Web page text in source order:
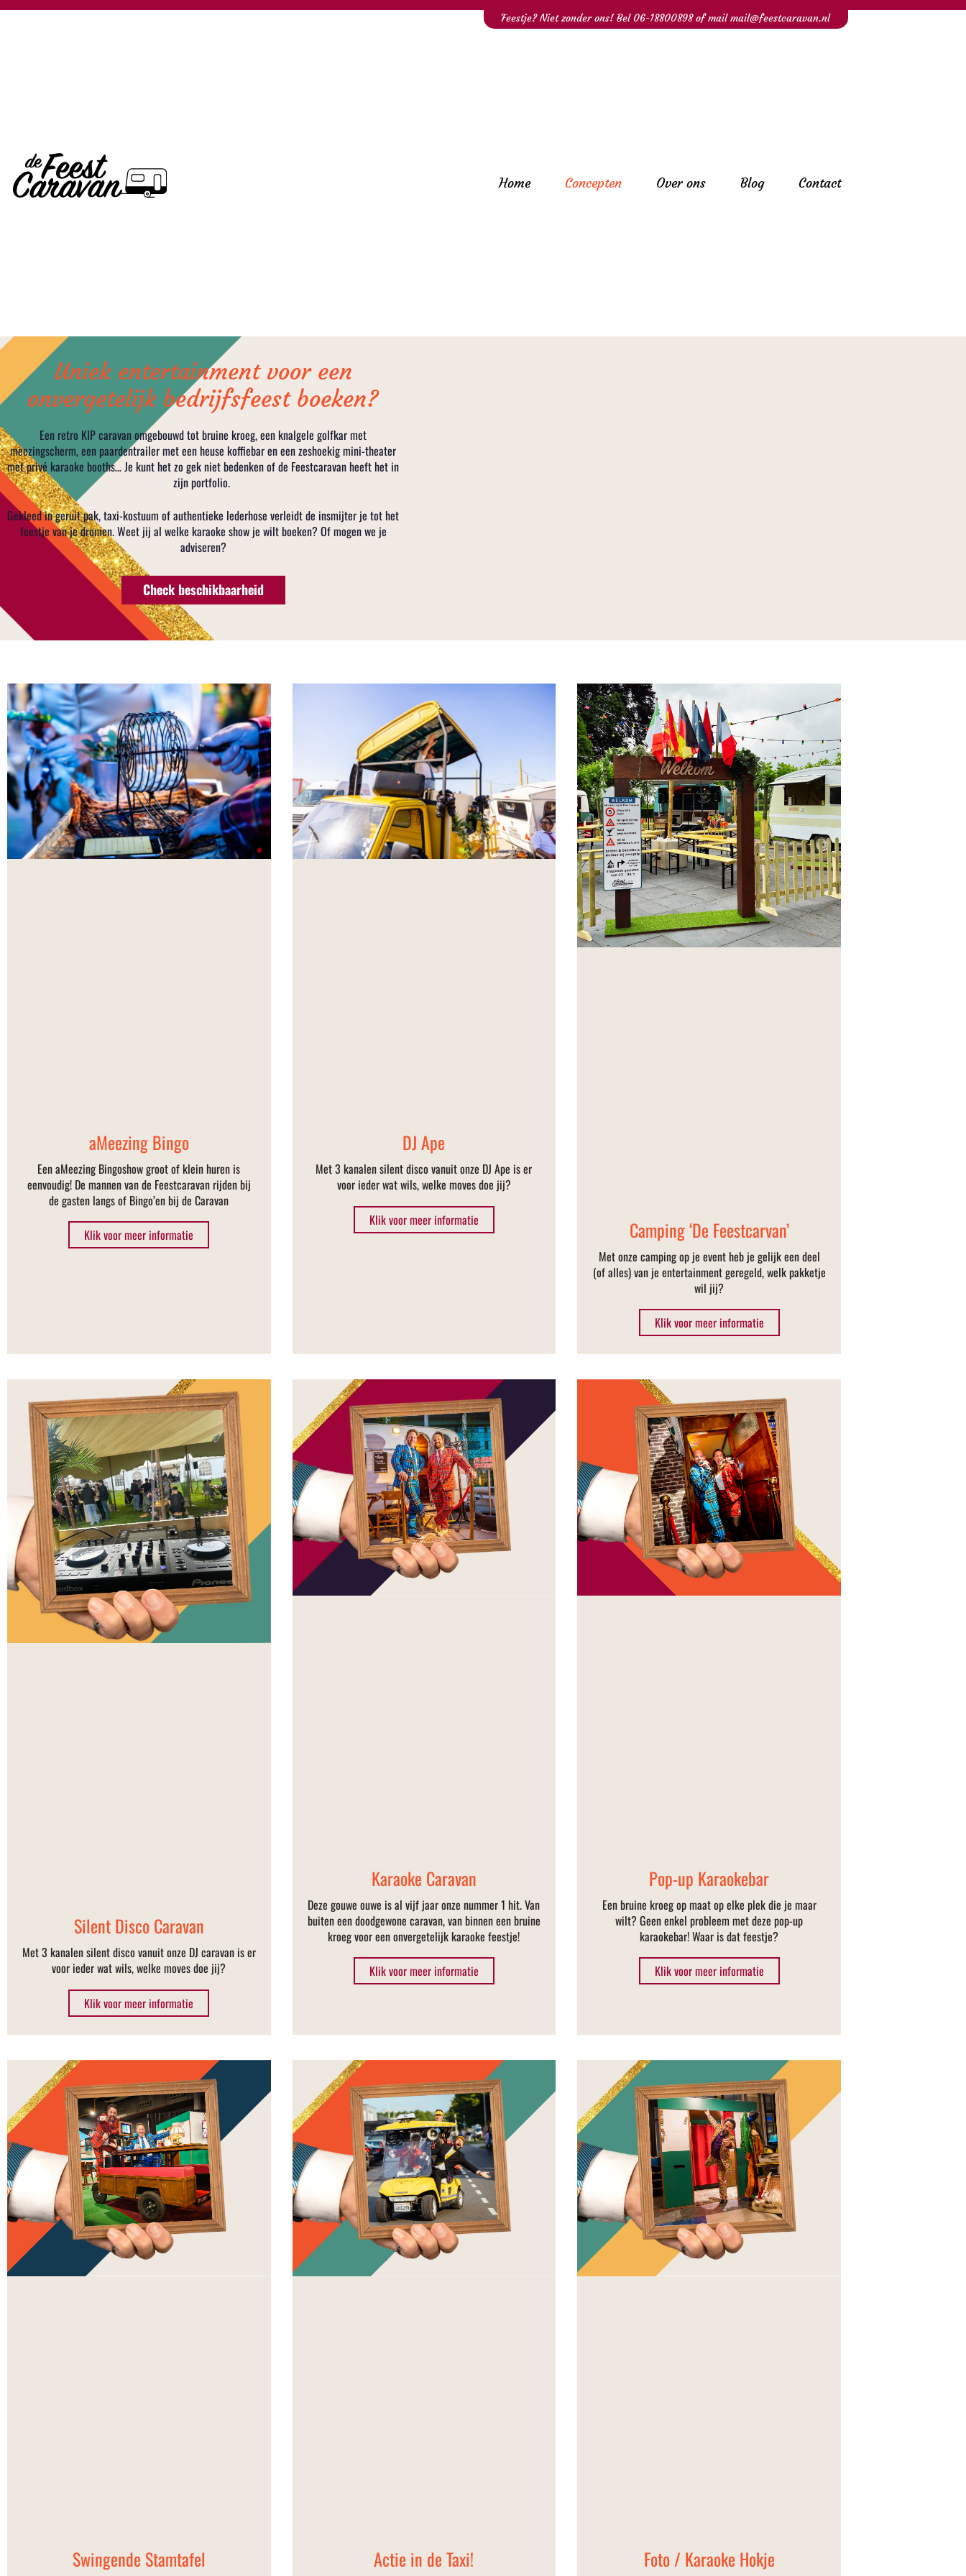
Feestje? Niet zonder ons! Bel 06-18800898of mailmail@feestcaravan.nl
Home Concepten Over ons Blog Contact
Uniek entertainment voor een
onvergetelijk bedrijfsfeest boeken?
Een retro KIP caravan omgebouwd tot bruine kroeg, een knalgele golfkar met
meezingscherm, een paardentrailer met een heuse koffiebar en een zeshoekig mini-theater
met privé karaoke booths… Je kunt het zo gek niet bedenken of de Feestcaravan heeft het in
zijn portfolio.
Gekleed in geruit pak, taxi-kostuum of authentieke lederhose verleidt de insmijter je tot het
feestje van je dromen. Weet jij al welke karaoke show je wilt boeken? Of mogen we je
adviseren?
Check beschikbaarheid
aMeezing Bingo
Een aMeezing Bingoshow groot of klein huren is
eenvoudig! De mannen van de Feestcaravan rijden bij
de gasten langs of Bingo’en bij de Caravan
Klik voor meer informatie
DJ Ape
Met 3 kanalen silent disco vanuit onze DJ Ape is er
voor ieder wat wils, welke moves doe jij?
Klik voor meer informatie Camping ‘De Feestcarvan’
Met onze camping op je event heb je gelijk een deel
(of alles) van je entertainment geregeld, welk pakketje
wil jij?
Klik voor meer informatie
Silent Disco Caravan
Met 3 kanalen silent disco vanuit onze DJ caravan is er
voor ieder wat wils, welke moves doe jij?
Klik voor meer informatie
Karaoke Caravan
Deze gouwe ouwe is al vijf jaar onze nummer 1 hit. Van
buiten een doodgewone caravan, van binnen een bruine
kroeg voor een onvergetelijk karaoke feestje!
Klik voor meer informatie
Pop-up Karaokebar
Een bruine kroeg op maat op elke plek die je maar
wilt? Geen enkel probleem met deze pop-up
karaokebar! Waar is dat feestje?
Klik voor meer informatie
Swingende Stamtafel Actie in de Taxi! Foto / Karaoke Hokje